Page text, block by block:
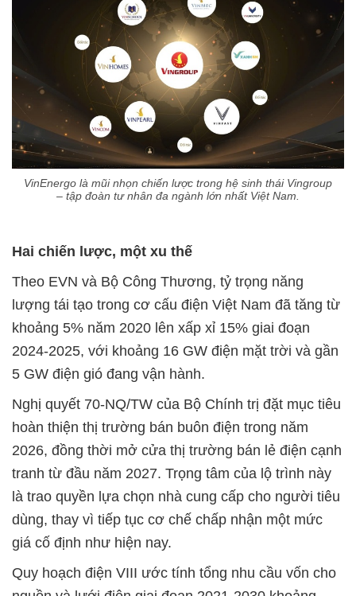
VinEnergo là mũi nhọn chiến lược trong hệ sinh thái Vingroup
– tập đoàn tư nhân đa ngành lớn nhất Việt Nam.
Hai chiến lược, một xu thế
Theo EVN và Bộ Công Thương, tỷ trọng năng
lượng tái tạo trong cơ cấu điện Việt Nam đã tăng từ
khoảng 5% năm 2020 lên xấp xỉ 15% giai đoạn
2024-2025, với khoảng 16 GW điện mặt trời và gần
5 GW điện gió đang vận hành.
Nghị quyết 70-NQ/TW của Bộ Chính trị đặt mục tiêu
hoàn thiện thị trường bán buôn điện trong năm
2026, đồng thời mở cửa thị trường bán lẻ điện cạnh
tranh từ đầu năm 2027. Trọng tâm của lộ trình này
là trao quyền lựa chọn nhà cung cấp cho người tiêu
dùng, thay vì tiếp tục cơ chế chấp nhận một mức
giá cố định như hiện nay.
Quy hoạch điện VIII ước tính tổng nhu cầu vốn cho